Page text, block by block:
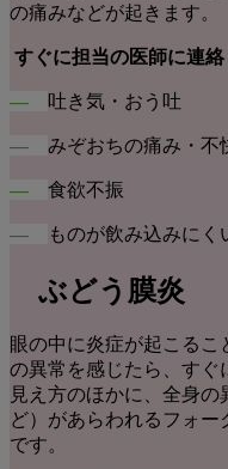
の痛みなどが起きます。
すぐに担当の医師に連絡
― 吐き気・おう吐
― みぞおちの痛み・不
― 食欲不振
― ものが飲み込みにく
ぶどう膜炎
眼の中に炎症が起こる
の異常を感じたら、すぐ
見え方のほかに、全身
ど）があらわれるフォ
です。